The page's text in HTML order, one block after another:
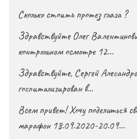
Сколько стоить протез глаза ?
Здравствуйте Олег
контрольном осмотре 12…
Здравствуйте, Сергей
госпитализирован в…
Всем привет! Хочу поделиться
марафон 18.09.2020-20.09…